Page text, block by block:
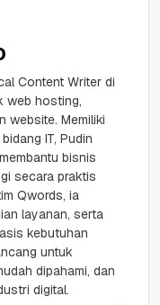
Content Writer di
web hosting,
website. Memiliki
IT, Pudin
bisnis
secara praktis
Qwords, ia
layanan, serta
kebutuhan
untuk
dipahami, dan
digital.